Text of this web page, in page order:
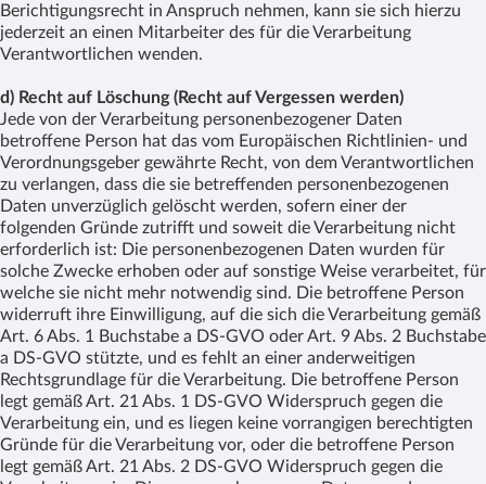
Berichtigungsrecht in Anspruch nehmen, kann sie sich hierzu
jederzeit an einen Mitarbeiter des für die Verarbeitung
Verantwortlichen wenden.
d) Recht auf Löschung (Recht auf Vergessen werden)
Jede von der Verarbeitung personenbezogener Daten
betroffene Person hat das vom Europäischen Richtlinien- und
Verordnungsgeber gewährte Recht, von dem Verantwortlichen
zu verlangen, dass die sie betreffenden personenbezogenen
Daten unverzüglich gelöscht werden, sofern einer der
folgenden Gründe zutrifft und soweit die Verarbeitung nicht
erforderlich ist: Die personenbezogenen Daten wurden für
solche Zwecke erhoben oder auf sonstige Weise verarbeitet, für
welche sie nicht mehr notwendig sind. Die betroffene Person
widerruft ihre Einwilligung, auf die sich die Verarbeitung gemäß
Art. 6 Abs. 1 Buchstabe a DS-GVO oder Art. 9 Abs. 2 Buchstabe
a DS-GVO stützte, und es fehlt an einer anderweitigen
Rechtsgrundlage für die Verarbeitung. Die betroffene Person
legt gemäß Art. 21 Abs. 1 DS-GVO Widerspruch gegen die
Verarbeitung ein, und es liegen keine vorrangigen berechtigten
Gründe für die Verarbeitung vor, oder die betroffene Person
legt gemäß Art. 21 Abs. 2 DS-GVO Widerspruch gegen die